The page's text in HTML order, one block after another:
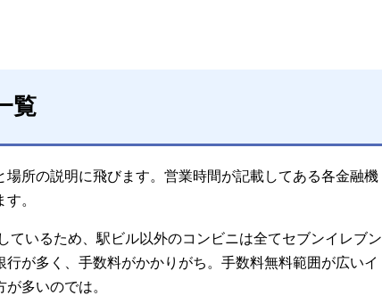
覧
所の説明に飛びます。営業時間が記載してある各金融機
。
ているため、駅ビル以外のコンビニは全てセブンイレブン
が多く、手数料がかかりがち。手数料無料範囲が広いイ
多いのでは。